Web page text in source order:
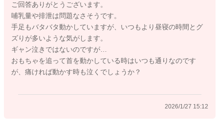
よかったら参考になさってみてください。
どうぞよろしくお願いします。
ご回答ありがとうございます。
哺乳量や排泄は問題なさそうです。
手足もバタバタ動かしていますが、いつもより昼寝の時間とグ
ズりが多いような気がします。
ギャン泣きではないのですが…
おもちゃを追って首を動かしている時はいつも通りなのです
が、痛ければ動かす時も泣くでしょうか？
2026/1/27 15:12